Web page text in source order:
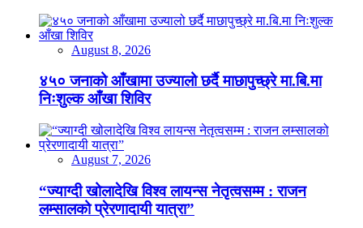
August 8, 2026
४५० जनाको आँखामा उज्यालो छर्दै माछापुच्छ्रे मा.बि.मा
निःशुल्क आँखा शिविर
August 7, 2026
“ज्याग्दी खोलादेखि विश्व लायन्स नेतृत्वसम्म : राजन
लम्सालको प्रेरणादायी यात्रा”